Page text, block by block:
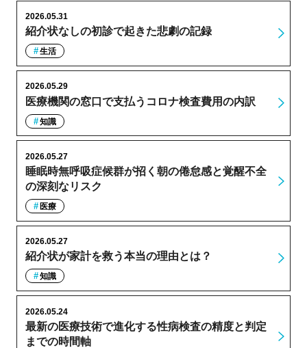
紹介状なしの初診で起きた悲劇の記録
2026.05.31
生活
医療機関の窓口で支払うコロナ検査費用の内訳
2026.05.29
知識
睡眠時無呼吸症候群が招く朝の倦怠感と覚醒不全
の深刻なリスク
2026.05.27
医療
紹介状が家計を救う本当の理由とは？
2026.05.27
知識
最新の医療技術で進化する性病検査の精度と判定
までの時間軸
2026.05.24